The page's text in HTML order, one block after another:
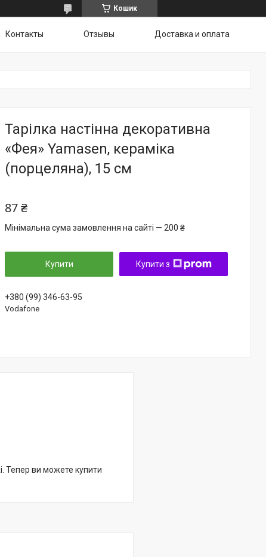
Кошик
Контакты Отзывы Доставка и оплата
Тарілка настінна декоративна
«Фея» Yamasen, кераміка
(порцеляна), 15 см
87 ₴
Мінімальна сума замовлення на сайті — 200 ₴
Купити Купити з
+380 (99) 346-63-95
Vodafone
Тепер ви можете купити